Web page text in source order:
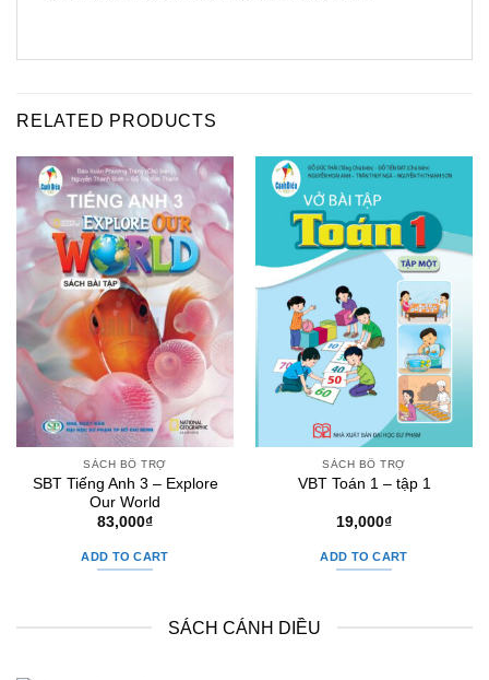
RELATED PRODUCTS
SÁCH BỔ TRỢ
SBT Tiếng Anh 3 – Explore
Our World
83,000₫
ADD TO CART
SÁCH BỔ TRỢ
VBT Toán 1 – tập 1
19,000₫
ADD TO CART
SÁCH CÁNH DIỀU